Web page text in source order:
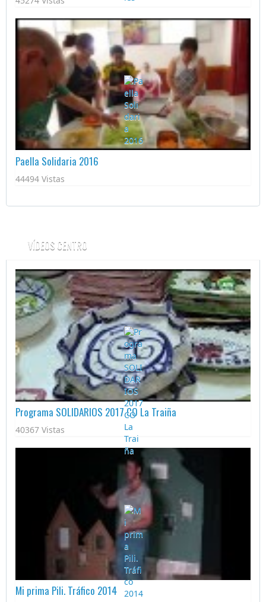
Paella Solidaria 2016
44494 Vistas
VÍDEOS CENTRO
Programa SOLIDARIOS 2017 CO La Traiña
40367 Vistas
Mi prima Pili. Tráfico 2014